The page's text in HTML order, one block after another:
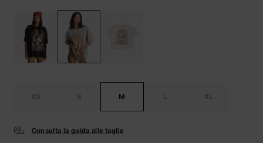
XS S M L XL
Consulta la guida alle taglie